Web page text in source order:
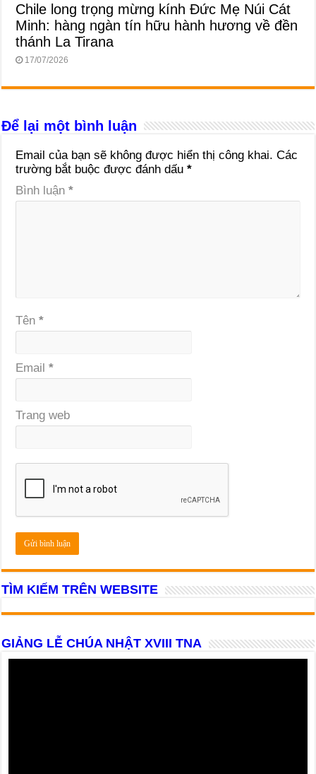
Chile long trọng mừng kính Đức Mẹ Núi Cát
Minh: hàng ngàn tín hữu hành hương về đền
thánh La Tirana
17/07/2026
Để lại một bình luận
Email của bạn sẽ không được hiển thị công khai. Các
trường bắt buộc được đánh dấu*
Bình luận*
Tên*
Email*
Trang web
TÌM KIẾM TRÊN WEBSITE
GIẢNG LỄ CHÚA NHẬT XVIII TNA